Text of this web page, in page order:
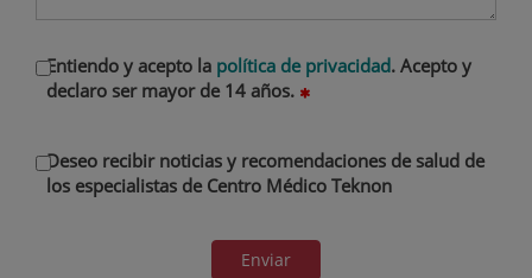
Entiendo y acepto la política de privacidad. Acepto y
declaro ser mayor de 14 años.
Deseo recibir noticias y recomendaciones de salud de
los especialistas de Centro Médico Teknon
Enviar